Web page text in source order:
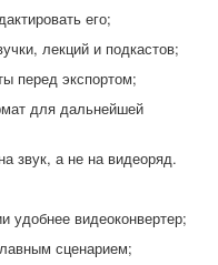
его;
лекций и подкастов;
перед экспортом;
для дальнейшей
звук, а не на видеоряд.
удобнее видеоконвертер;
сценарием;